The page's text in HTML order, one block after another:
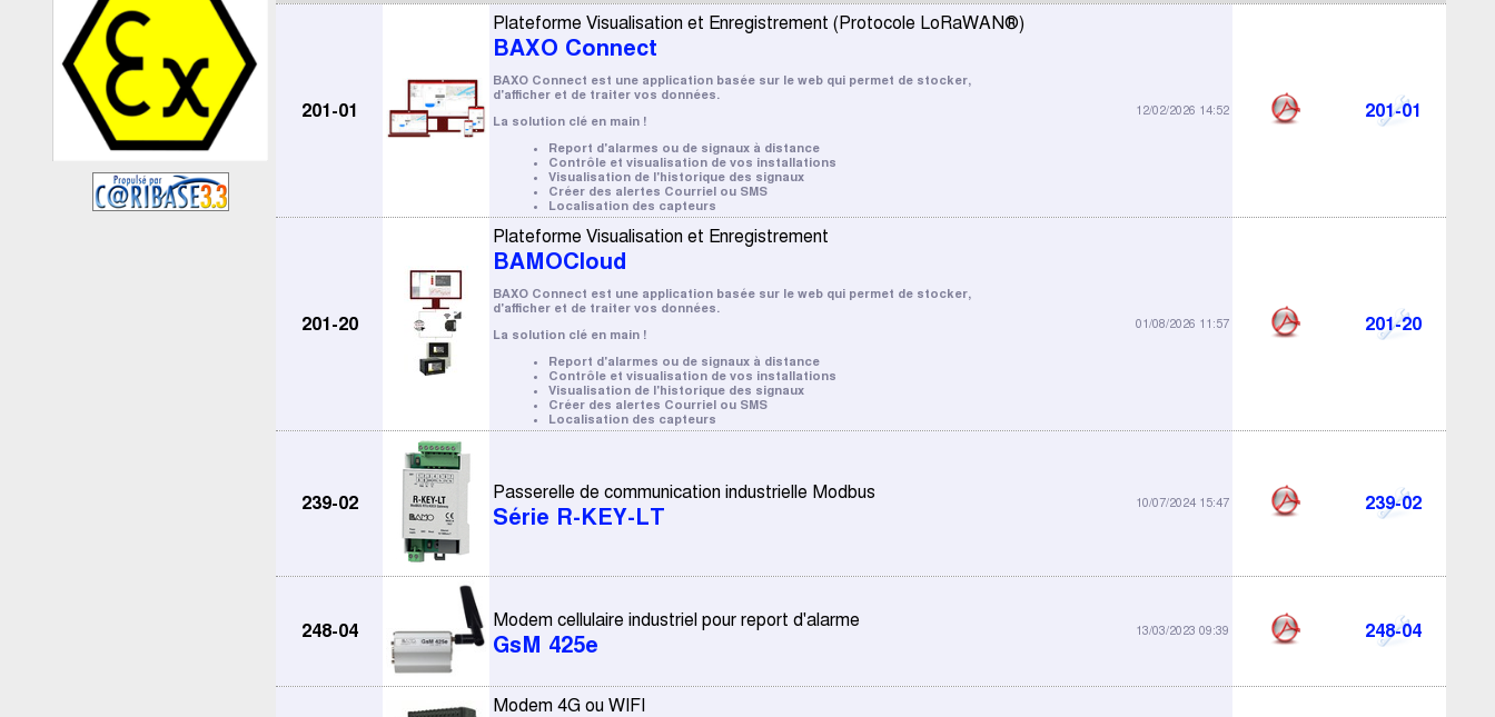
201-01
Plateforme Visualisation et Enregistrement (Protocole LoRaWAN®)
BAXO Connect
BAXO Connect est une application basée sur le web qui permet de stocker,
d'afficher et de traiter vos données.
La solution clé en main !
Report d'alarmes ou de signaux à distance
Contrôle et visualisation de vos installations
Visualisation de l'historique des signaux
Créer des alertes Courriel ou SMS
Localisation des capteurs
12/02/2026 14:52 201-01
201-20
Plateforme Visualisation et Enregistrement
BAMOCloud
BAXO Connect est une application basée sur le web qui permet de stocker,
d'afficher et de traiter vos données.
La solution clé en main !
Report d'alarmes ou de signaux à distance
Contrôle et visualisation de vos installations
Visualisation de l'historique des signaux
Créer des alertes Courriel ou SMS
Localisation des capteurs
01/08/2026 11:57 201-20
239-02
Passerelle de communication industrielle Modbus
Série R-KEY-LT
10/07/2024 15:47 239-02
248-04
Modem cellulaire industriel pour report d'alarme
GsM 425e
13/03/2023 09:39 248-04
Modem 4G ou WIFI